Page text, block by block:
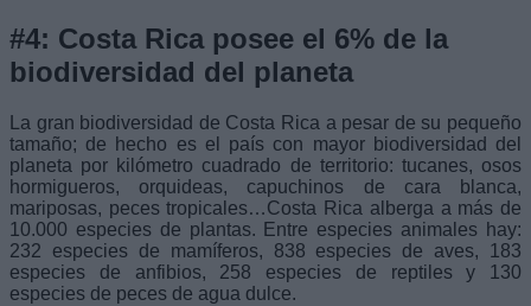
#4: Costa Rica posee el 6% de la
biodiversidad del planeta
La gran biodiversidad de Costa Rica a pesar de su pequeño
tamaño; de hecho es el país con mayor biodiversidad del
planeta por kilómetro cuadrado de territorio: tucanes, osos
hormigueros, orquideas, capuchinos de cara blanca,
mariposas, peces tropicales…Costa Rica alberga a más de
10.000 especies de plantas. Entre especies animales hay:
232 especies de mamíferos, 838 especies de aves, 183
especies de anfibios, 258 especies de reptiles y 130
especies de peces de agua dulce.